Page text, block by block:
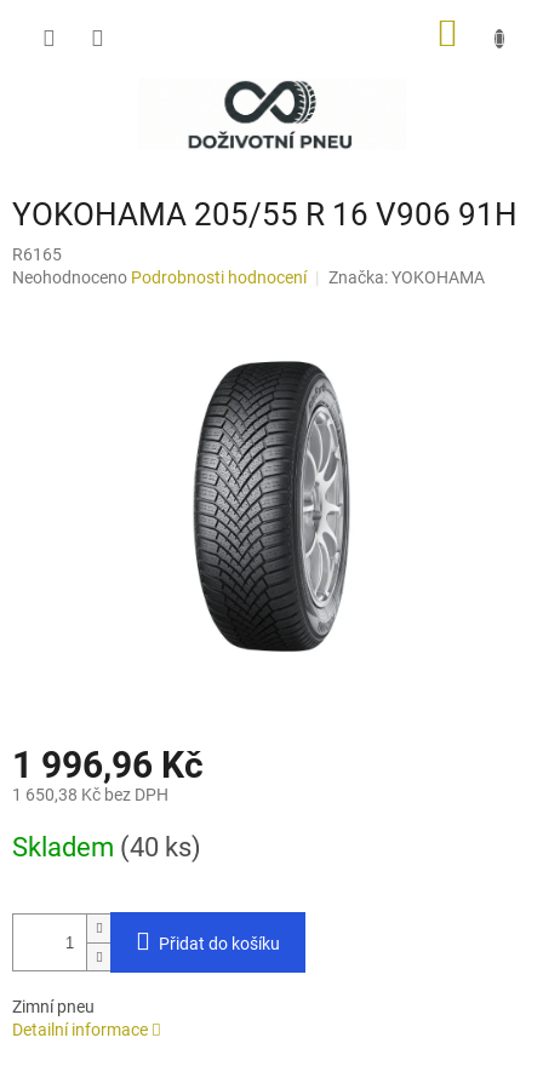
YOKOHAMA 205/55 R 16 V906 91H
R6165
Průměrné
Neohodnoceno Podrobnosti hodnocení Značka:YOKOHAMA
1 996,96 Kč
1 650,38 Kč bez DPH
cena:
Skladem (40 ks)
Přidat do košíku
Zimní pneu
Detailní informace